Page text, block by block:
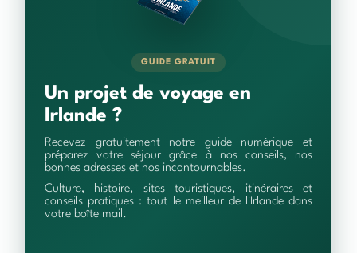
GUIDE GRATUIT
Un projet de voyage en
Irlande ?
Recevez gratuitement notre guide numérique et
préparez votre séjour grâce à nos conseils, nos
bonnes adresses et nos incontournables.
Culture, histoire, sites touristiques, itinéraires et
conseils pratiques : tout le meilleur de l'Irlande dans
votre boîte mail.